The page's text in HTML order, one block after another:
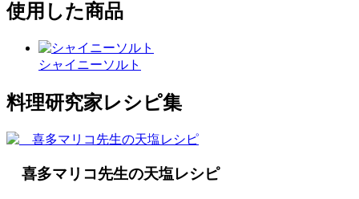
使用した商品
シャイニーソルト
料理研究家レシピ集
喜多マリコ先生の天塩レシピ